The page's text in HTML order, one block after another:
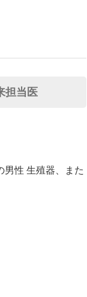
担当医
男性 生殖器、また